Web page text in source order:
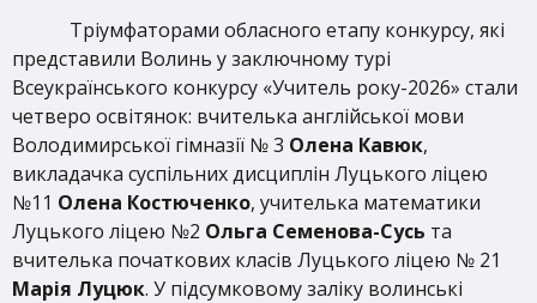
Тріумфаторами обласного етапу конкурсу, які
представили Волинь у заключному турі
Всеукраїнського конкурсу «Учитель року-2026» стали
четверо освітянок: вчителька англійської мови
Володимирської гімназії № 3 Олена Кавюк,
викладачка суспільних дисциплін Луцького ліцею
№11 Олена Костюченко, учителька математики
Луцького ліцею №2 Ольга Семенова-Сусь та
вчителька початкових класів Луцького ліцею № 21
Марія Луцюк. У підсумковому заліку волинські